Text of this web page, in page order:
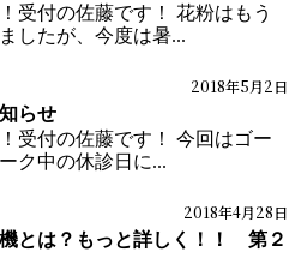
受付の佐藤です！ 花粉はもう
したが、今度は暑...
2018年5月2日
らせ
受付の佐藤です！ 今回はゴー
ク中の休診日に...
2018年4月28日
とは？もっと詳しく！！ 第２